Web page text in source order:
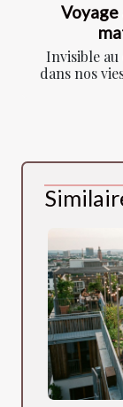
Voyage
Invisible
dans nos